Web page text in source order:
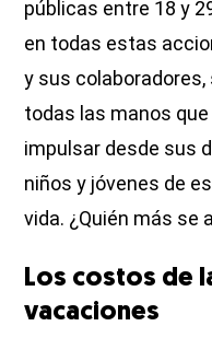
públicas entre 18 y
en todas estas
y sus
todas las manos
impulsar desde sus
niños y jóvenes de
vida. ¿Quién más se
Los costos de
vacaciones